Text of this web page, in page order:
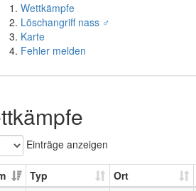
Wettkämpfe
Löschangriff nass ♂
Karte
Fehler melden
Einträge anzeigen
Typ
Ort